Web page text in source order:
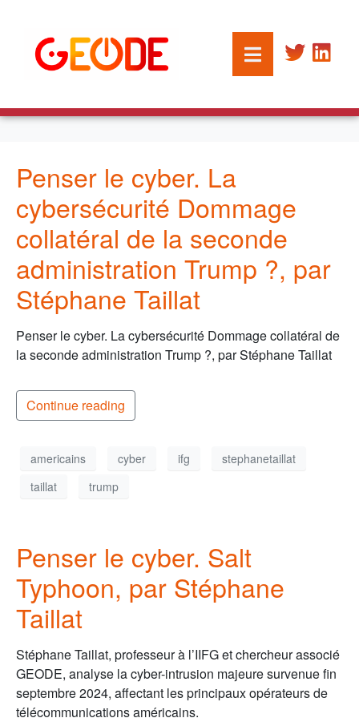
Penser le cyber. La
cybersécurité Dommage
collatéral de la seconde
administration Trump ?, par
Stéphane Taillat
Penser le cyber. La cybersécurité Dommage collatéral de
la seconde administration Trump ?, par Stéphane Taillat
Continue reading
americains cyber ifg
stephanetaillat
taillat
trump
Penser le cyber. Salt
Typhoon, par Stéphane
Taillat
Stéphane Taillat, professeur à l’IIFG et chercheur associé
GEODE, analyse la cyber-intrusion majeure survenue fin
septembre 2024, affectant les principaux opérateurs de
télécommunications américains.